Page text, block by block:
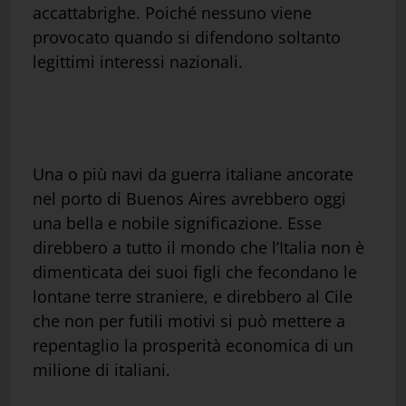
accattabrighe. Poiché nessuno viene
provocato quando si difendono soltanto
legittimi interessi nazionali.
Una o più navi da guerra italiane ancorate
nel porto di Buenos Aires avrebbero oggi
una bella e nobile significazione. Esse
direbbero a tutto il mondo che l’Italia non è
dimenticata dei suoi figli che fecondano le
lontane terre straniere, e direbbero al Cile
che non per futili motivi si può mettere a
repentaglio la prosperità economica di un
milione di italiani.